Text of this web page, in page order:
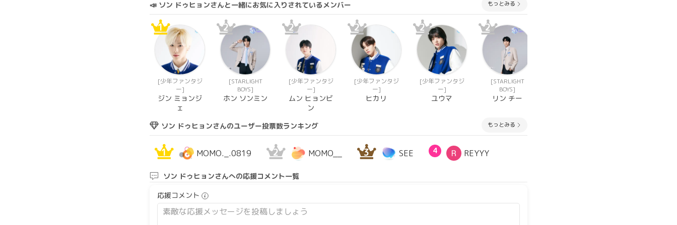
📣 ソン ドゥヒョンさんと一緒にお気に入りされているメンバー もっとみる
1
[少年ファンタジ
ー]
ジン ミョンジ
ェ
2
[STARLIGHT
BOYS]
ホン ソンミン
2
[少年ファンタジ
ー]
ムン ヒョンビ
ン
2
[少年ファンタジ
ー]
ヒカリ
2
[少年ファンタジ
ー]
ユウマ
2
[STARLIGHT
BOYS]
リン チー
ソン ドゥヒョンさんのユーザー投票数ランキング
もっとみる
1 MOMO._.0819 2 MOMO__ 3 SEE 4 REYYY
ソン ドゥヒョンさんへの応援コメント一覧
応援コメント